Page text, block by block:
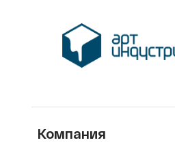
Компания